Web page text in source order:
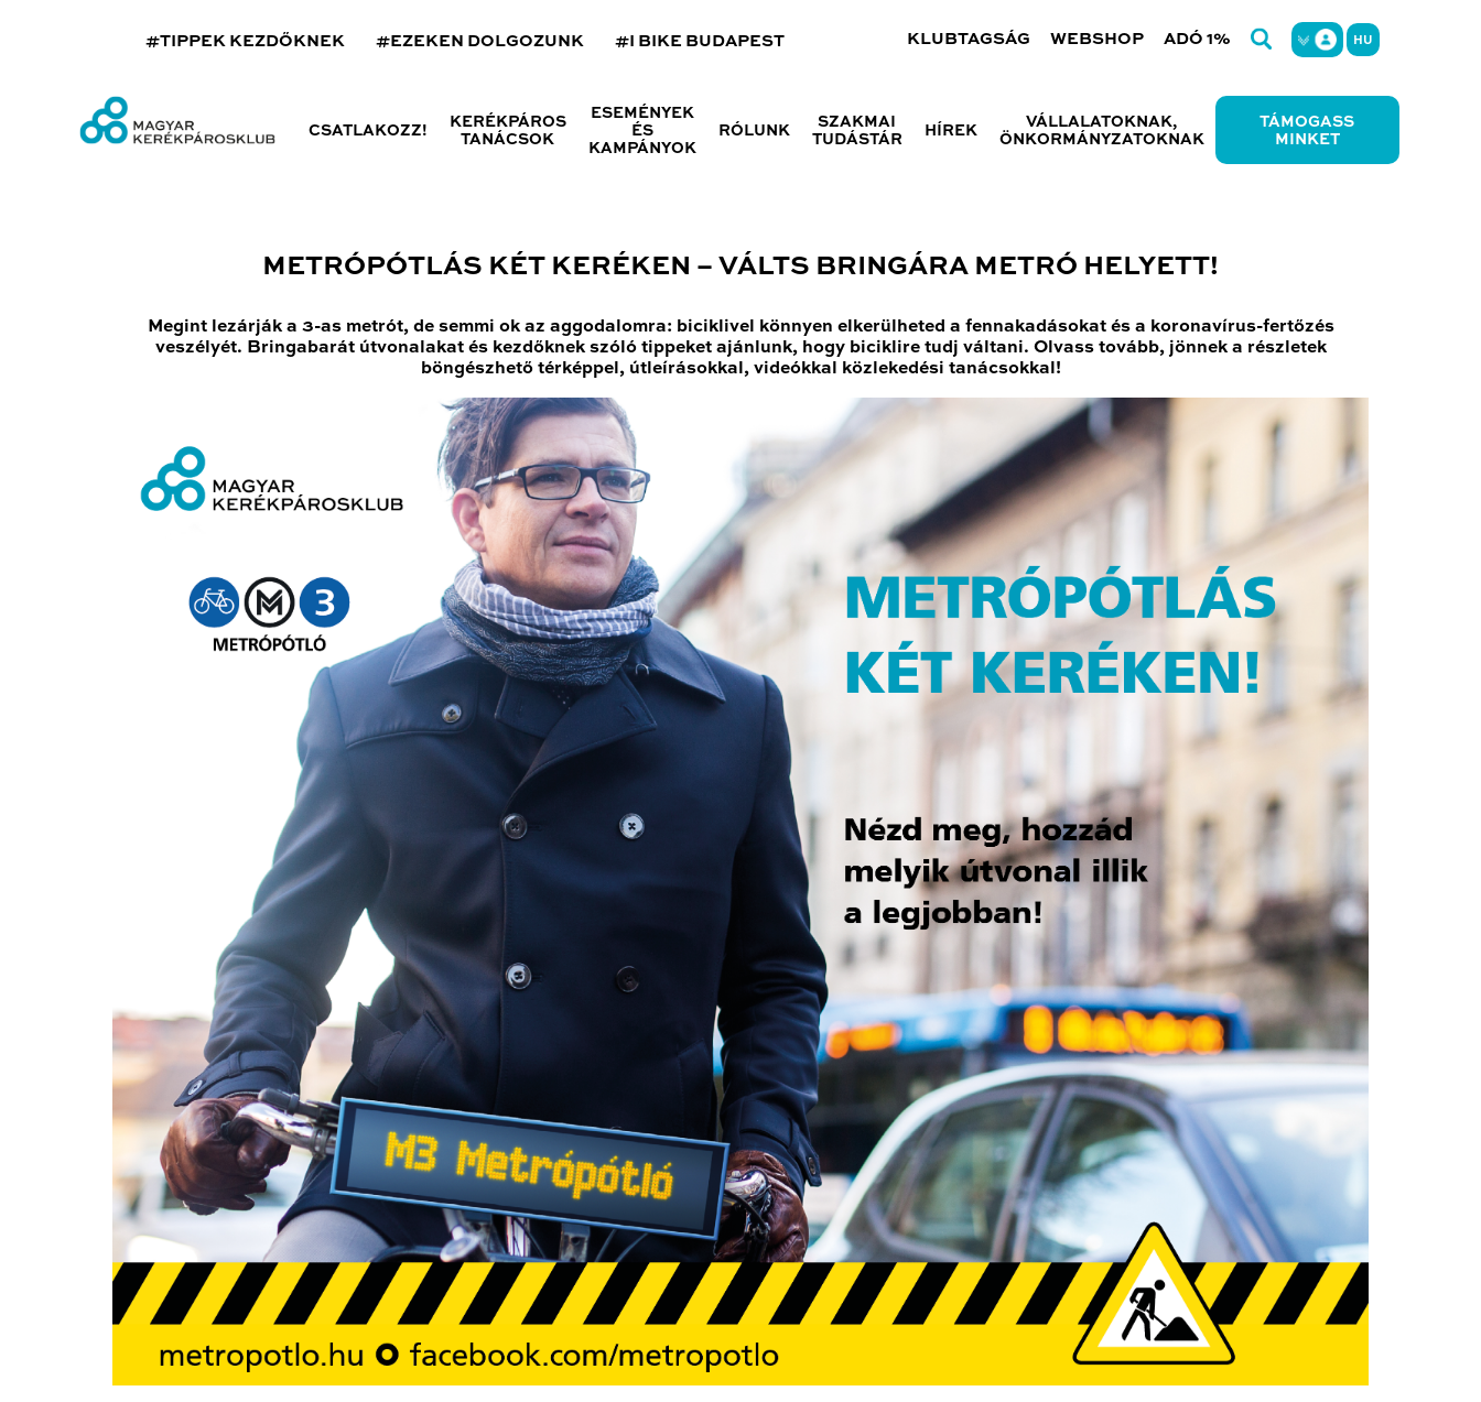
#TIPPEK KEZDŐKNEK #EZEKEN DOLGOZUNK #I BIKE BUDAPEST KLUBTAGSÁG WEBSHOP ADÓ 1% HU
CSATLAKOZZ!
KERÉKPÁROS
TANÁCSOK
ESEMÉNYEK
ÉS
KAMPÁNYOK
RÓLUNK
SZAKMAI
TUDÁSTÁR
HÍREK
VÁLLALATOKNAK,
ÖNKORMÁNYZATOKNAK
TÁMOGASS
MINKET
METRÓPÓTLÁS KÉT KERÉKEN – VÁLTS BRINGÁRA METRÓ HELYETT!
Megint lezárják a 3-as metrót, de semmi ok az aggodalomra: biciklivel könnyen elkerülheted a fennakadásokat és a koronavírus-fertőzés
veszélyét. Bringabarát útvonalakat és kezdőknek szóló tippeket ajánlunk, hogy biciklire tudj váltani. Olvass tovább, jönnek a részletek
böngészhető térképpel, útleírásokkal, videókkal közlekedési tanácsokkal!